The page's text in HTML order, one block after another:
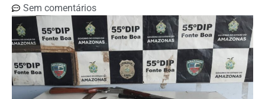
Sem comentários